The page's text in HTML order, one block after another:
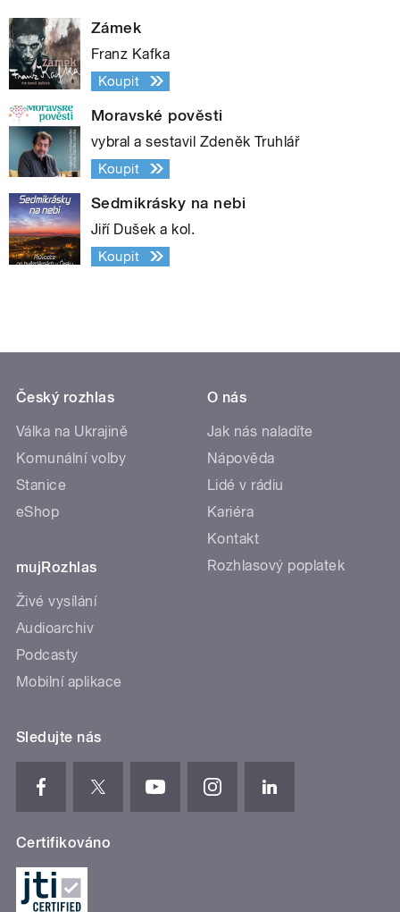
Zámek
Franz Kafka
Koupit
Moravské pověsti
vybral a sestavil Zdeněk Truhlář
Koupit
Sedmikrásky na nebi
Jiří Dušek a kol.
Koupit
Český rozhlas
Válka na Ukrajině
Komunální volby
Stanice
eShop
mujRozhlas
Živé vysílání
Audioarchiv
Podcasty
Mobilní aplikace
O nás
Jak nás naladíte
Nápověda
Lidé v rádiu
Kariéra
Kontakt
Rozhlasový poplatek
Sledujte nás
Certifikováno